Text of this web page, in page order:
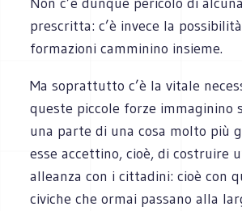
prescritta: c’è invece la
formazioni camminino insieme.
Ma soprattutto c’è la vitale
queste piccole forze immaginino
una parte di una cosa molto più
esse accettino, cioè, di costruire
alleanza con i cittadini: cioè con
civiche che ormai passano alla